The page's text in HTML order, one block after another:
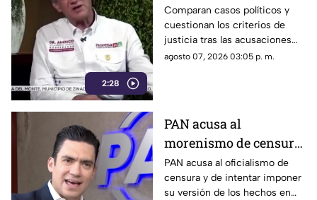
2:28
por casos políticos en
Guerrero y Sinaloa
Comparan casos políticos y
cuestionan los criterios de
justicia tras las acusaciones
contra exfuncionarios de
agosto 07, 2026 03:05 p. m.
PAN acusa al
morenismo de censura
y de imponer narrativa
en el debate público
PAN acusa al oficialismo de
censura y de intentar imponer
su versión de los hechos en